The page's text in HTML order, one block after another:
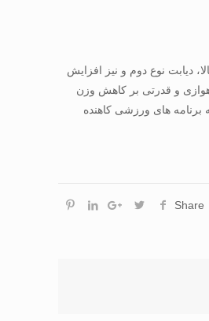
نوع دوم و نیز افزایش
و قدرتی بر کاهش وزن
های ورزشی کاهنده
Share